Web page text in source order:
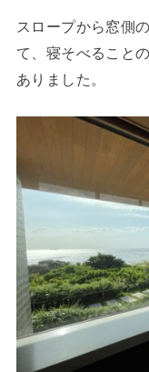
スロープから窓側
て、寝そべること
ありました。